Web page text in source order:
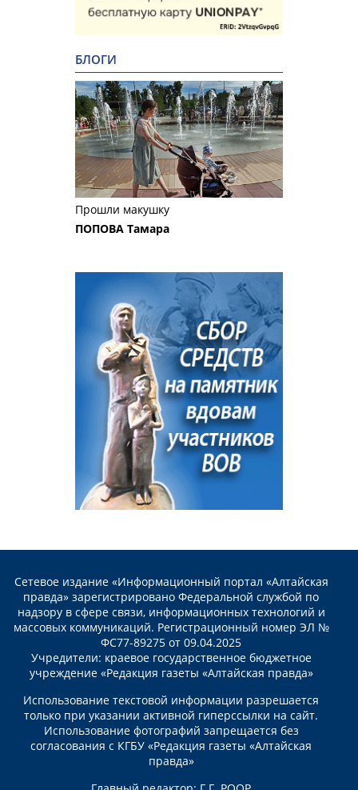
БЛОГИ
Прошли макушку
ПОПОВА Тамара
Сетевое издание «Информационный портал «Алтайская
правда» зарегистрировано Федеральной службой по
надзору в сфере связи, информационных технологий и
массовых коммуникаций. Регистрационный номер ЭЛ №
ФС77-89275 от 09.04.2025
Учредители: краевое государственное бюджетное
учреждение «Редакция газеты «Алтайская правда»
Использование текстовой информации разрешается
только при указании активной гиперссылки на сайт.
Использование фотографий запрещается без
согласования с КГБУ «Редакция газеты «Алтайская
правда»